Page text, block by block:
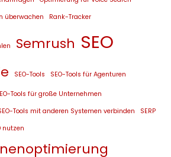
überwachen
Rank-Tracker
Semrush SEO
SEO-Tools SEO-Tools für Agenturen
Tools für große Unternehmen
Tools mit anderen Systemen verbinden
SERP
nutzen